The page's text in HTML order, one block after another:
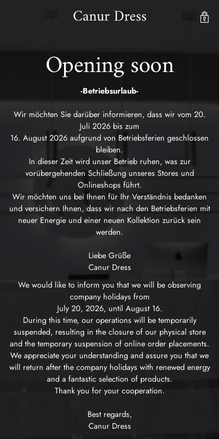
Canur Dress
Opening soon
-Betriebsurlaub-
Wir möchten Sie darüber informieren, dass wir vom 20.
Juli 2026 bis zum
16. August 2026 aufgrund von Betriebsferien geschlossen
bleiben.
In dieser Zeit wird unser Betrieb ruhen, was zur
vorübergehenden Schließung unseres Stores und
Onlineshops führt.
Wir möchten uns bei Ihnen für Ihr Verständnis bedanken
und versichern Ihnen, dass wir nach den Betriebsferien mit
neuer Energie und einer neuen Kollektion zurück sein
werden.
Liebe Grüße
Canur Dress
We would like to inform you that we will be observing
company holidays from
July 20, 2026, until August 16.
During this time, our operations will be temporarily
suspended, resulting in the closure of our physical store
and the temporary suspension of online order placements.
We appreciate your understanding and assure you that we
will return after the company holidays with renewed energy
and a fantastic selection of products.
Thank you for your cooperation.
Best regards,
Canur Dress